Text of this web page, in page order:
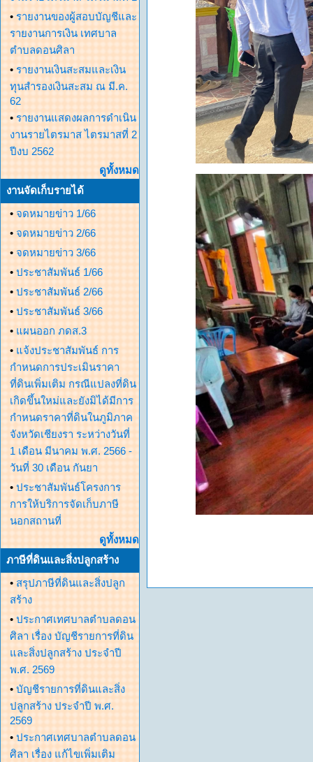
• รายงานของผู้สอบบัญชีและ
รายงานการเงิน เทศบาล
ตำบลดอนศิลา
• รายงานเงินสะสมและเงิน
ทุนสำรองเงินสะสม ณ มี.ค.
62
• รายงานแสดงผลการดำเนิน
งานรายไตรมาส ไตรมาสที่ 2
ปีงบ 2562
ดูทั้งหมด
งานจัดเก็บรายได้
• จดหมายข่าว 1/66
• จดหมายข่าว 2/66
• จดหมายข่าว 3/66
• ประชาสัมพันธ์ 1/66
• ประชาสัมพันธ์ 2/66
• ประชาสัมพันธ์ 3/66
• แผนออก ภดส.3
• แจ้งประชาสัมพันธ์ การ
กำหนดการประเมินราคา
ที่ดินเพิ่มเติม กรณีแปลงที่ดิน
เกิดขึ้นใหม่และยังมิได้มีการ
กำหนดราคาที่ดินในภูมิภาค
จังหวัดเชียงรา ระหว่างวันที่
1 เดือน มีนาคม พ.ศ. 2566 -
วันที่ 30 เดือน กันยา
• ประชาสัมพันธ์โครงการ
การให้บริการจัดเก็บภาษี
นอกสถานที่
ดูทั้งหมด
ภาษีที่ดินและสิ่งปลูกสร้าง
• สรุปภาษีที่ดินและสิ่งปลูก
สร้าง
• ประกาศเทศบาลตำบลดอน
ศิลา เรื่อง บัญชีรายการที่ดิน
และสิ่งปลูกสร้าง ประจำปี
พ.ศ. 2569
• บัญชีรายการที่ดินและสิ่ง
ปลูกสร้าง ประจำปี พ.ศ.
2569
• ประกาศเทศบาลตำบลดอน
ศิลา เรื่อง แก้ไขเพิ่มเติม